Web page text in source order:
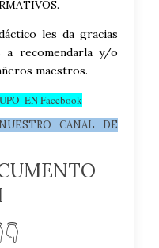
les da gracias
recomendarla y/o
maestros.
EN Facebook
CANAL DE
👇